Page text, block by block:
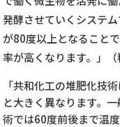
発酵させていくシステ
が80度以上となること
率が高くなります。」（
「共和化工の堆肥化技
と大きく異なります。
術では60度前後まで温